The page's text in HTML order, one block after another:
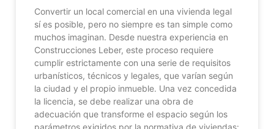
Convertir un local comercial en una vivienda legal
sí es posible, pero no siempre es tan simple como
muchos imaginan. Desde nuestra experiencia en
Construcciones Leber, este proceso requiere
cumplir estrictamente con una serie de requisitos
urbanísticos, técnicos y legales, que varían según
la ciudad y el propio inmueble. Una vez concedida
la licencia, se debe realizar una obra de
adecuación que transforme el espacio según los
parámetros exigidos por la normativa de viviendas: